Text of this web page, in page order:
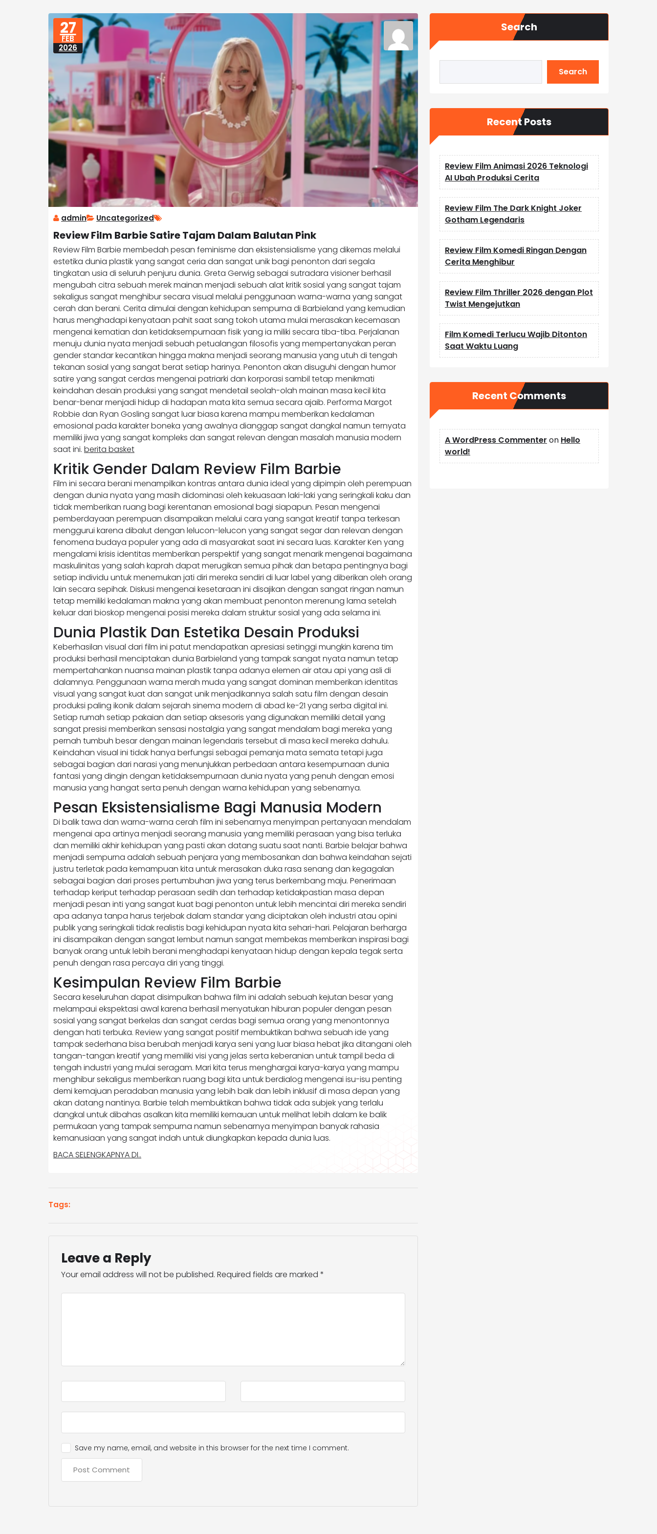
27
FEB
2026
admin Uncategorized
Review Film Barbie Satire Tajam Dalam Balutan Pink
Review Film Barbie membedah pesan feminisme dan eksistensialisme yang dikemas melalui
estetika dunia plastik yang sangat ceria dan sangat unik bagi penonton dari segala
tingkatan usia di seluruh penjuru dunia. Greta Gerwig sebagai sutradara visioner berhasil
mengubah citra sebuah merek mainan menjadi sebuah alat kritik sosial yang sangat tajam
sekaligus sangat menghibur secara visual melalui penggunaan warna-warna yang sangat
cerah dan berani. Cerita dimulai dengan kehidupan sempurna di Barbieland yang kemudian
harus menghadapi kenyataan pahit saat sang tokoh utama mulai merasakan kecemasan
mengenai kematian dan ketidaksempurnaan fisik yang ia miliki secara tiba-tiba. Perjalanan
menuju dunia nyata menjadi sebuah petualangan filosofis yang mempertanyakan peran
gender standar kecantikan hingga makna menjadi seorang manusia yang utuh di tengah
tekanan sosial yang sangat berat setiap harinya. Penonton akan disuguhi dengan humor
satire yang sangat cerdas mengenai patriarki dan korporasi sambil tetap menikmati
keindahan desain produksi yang sangat mendetail seolah-olah mainan masa kecil kita
benar-benar menjadi hidup di hadapan mata kita semua secara ajaib. Performa Margot
Robbie dan Ryan Gosling sangat luar biasa karena mampu memberikan kedalaman
emosional pada karakter boneka yang awalnya dianggap sangat dangkal namun ternyata
memiliki jiwa yang sangat kompleks dan sangat relevan dengan masalah manusia modern
saat ini. berita basket
Kritik Gender Dalam Review Film Barbie
Film ini secara berani menampilkan kontras antara dunia ideal yang dipimpin oleh perempuan
dengan dunia nyata yang masih didominasi oleh kekuasaan laki-laki yang seringkali kaku dan
tidak memberikan ruang bagi kerentanan emosional bagi siapapun. Pesan mengenai
pemberdayaan perempuan disampaikan melalui cara yang sangat kreatif tanpa terkesan
menggurui karena dibalut dengan lelucon-lelucon yang sangat segar dan relevan dengan
fenomena budaya populer yang ada di masyarakat saat ini secara luas. Karakter Ken yang
mengalami krisis identitas memberikan perspektif yang sangat menarik mengenai bagaimana
maskulinitas yang salah kaprah dapat merugikan semua pihak dan betapa pentingnya bagi
setiap individu untuk menemukan jati diri mereka sendiri di luar label yang diberikan oleh orang
lain secara sepihak. Diskusi mengenai kesetaraan ini disajikan dengan sangat ringan namun
tetap memiliki kedalaman makna yang akan membuat penonton merenung lama setelah
keluar dari bioskop mengenai posisi mereka dalam struktur sosial yang ada selama ini.
Dunia Plastik Dan Estetika Desain Produksi
Keberhasilan visual dari film ini patut mendapatkan apresiasi setinggi mungkin karena tim
produksi berhasil menciptakan dunia Barbieland yang tampak sangat nyata namun tetap
mempertahankan nuansa mainan plastik tanpa adanya elemen air atau api yang asli di
dalamnya. Penggunaan warna merah muda yang sangat dominan memberikan identitas
visual yang sangat kuat dan sangat unik menjadikannya salah satu film dengan desain
produksi paling ikonik dalam sejarah sinema modern di abad ke-21 yang serba digital ini.
Setiap rumah setiap pakaian dan setiap aksesoris yang digunakan memiliki detail yang
sangat presisi memberikan sensasi nostalgia yang sangat mendalam bagi mereka yang
pernah tumbuh besar dengan mainan legendaris tersebut di masa kecil mereka dahulu.
Keindahan visual ini tidak hanya berfungsi sebagai pemanja mata semata tetapi juga
sebagai bagian dari narasi yang menunjukkan perbedaan antara kesempurnaan dunia
fantasi yang dingin dengan ketidaksempurnaan dunia nyata yang penuh dengan emosi
manusia yang hangat serta penuh dengan warna kehidupan yang sebenarnya.
Pesan Eksistensialisme Bagi Manusia Modern
Di balik tawa dan warna-warna cerah film ini sebenarnya menyimpan pertanyaan mendalam
mengenai apa artinya menjadi seorang manusia yang memiliki perasaan yang bisa terluka
dan memiliki akhir kehidupan yang pasti akan datang suatu saat nanti. Barbie belajar bahwa
menjadi sempurna adalah sebuah penjara yang membosankan dan bahwa keindahan sejati
justru terletak pada kemampuan kita untuk merasakan duka rasa senang dan kegagalan
sebagai bagian dari proses pertumbuhan jiwa yang terus berkembang maju. Penerimaan
terhadap keriput terhadap perasaan sedih dan terhadap ketidakpastian masa depan
menjadi pesan inti yang sangat kuat bagi penonton untuk lebih mencintai diri mereka sendiri
apa adanya tanpa harus terjebak dalam standar yang diciptakan oleh industri atau opini
publik yang seringkali tidak realistis bagi kehidupan nyata kita sehari-hari. Pelajaran berharga
ini disampaikan dengan sangat lembut namun sangat membekas memberikan inspirasi bagi
banyak orang untuk lebih berani menghadapi kenyataan hidup dengan kepala tegak serta
penuh dengan rasa percaya diri yang tinggi.
Kesimpulan Review Film Barbie
Secara keseluruhan dapat disimpulkan bahwa film ini adalah sebuah kejutan besar yang
melampaui ekspektasi awal karena berhasil menyatukan hiburan populer dengan pesan
sosial yang sangat berkelas dan sangat cerdas bagi semua orang yang menontonnya
dengan hati terbuka. Review yang sangat positif membuktikan bahwa sebuah ide yang
tampak sederhana bisa berubah menjadi karya seni yang luar biasa hebat jika ditangani oleh
tangan-tangan kreatif yang memiliki visi yang jelas serta keberanian untuk tampil beda di
tengah industri yang mulai seragam. Mari kita terus menghargai karya-karya yang mampu
menghibur sekaligus memberikan ruang bagi kita untuk berdialog mengenai isu-isu penting
demi kemajuan peradaban manusia yang lebih baik dan lebih inklusif di masa depan yang
akan datang nantinya. Barbie telah membuktikan bahwa tidak ada subjek yang terlalu
dangkal untuk dibahas asalkan kita memiliki kemauan untuk melihat lebih dalam ke balik
permukaan yang tampak sempurna namun sebenarnya menyimpan banyak rahasia
kemanusiaan yang sangat indah untuk diungkapkan kepada dunia luas.
BACA SELENGKAPNYA DI..
Tags:
Leave a Reply
Your email address will not be published. Required fields are marked *
Save my name, email, and website in this browser for the next time I comment.
Search
Search
Recent Posts
Review Film Animasi 2026 Teknologi
AI Ubah Produksi Cerita
Review Film The Dark Knight Joker
Gotham Legendaris
Review Film Komedi Ringan Dengan
Cerita Menghibur
Review Film Thriller 2026 dengan Plot
Twist Mengejutkan
Film Komedi Terlucu Wajib Ditonton
Saat Waktu Luang
Recent Comments
A WordPress Commenter on Hello
world!